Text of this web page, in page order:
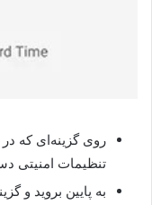
روی گزینه‌ای که
تنظیمات امنیتی